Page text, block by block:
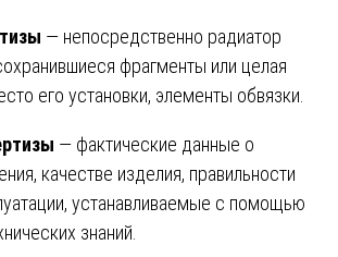
— непосредственно радиатор
фрагменты или целая
его установки, элементы обвязки.
— фактические данные о
качестве изделия, правильности
устанавливаемые с помощью
знаний.